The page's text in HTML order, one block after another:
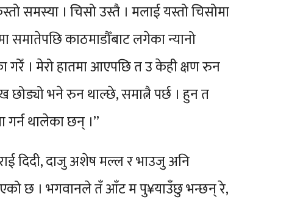
समस्या । चिसो उस्तै । मलाई यस्तो चिसोमा
समातेपछि काठमाडौँबाट लगेका न्यानो
। मेरो हातमा आएपछि त उ केही क्षण रुन
भने रुन थाल्छे, समात्नै पर्छ । हुन त
गर्न थालेका छन् ।”
दिदी, दाजु अशेष मल्ल र भाउजु अनि
छ । भगवानले तँ आँट म पु¥याउँछु भन्छन् रे,